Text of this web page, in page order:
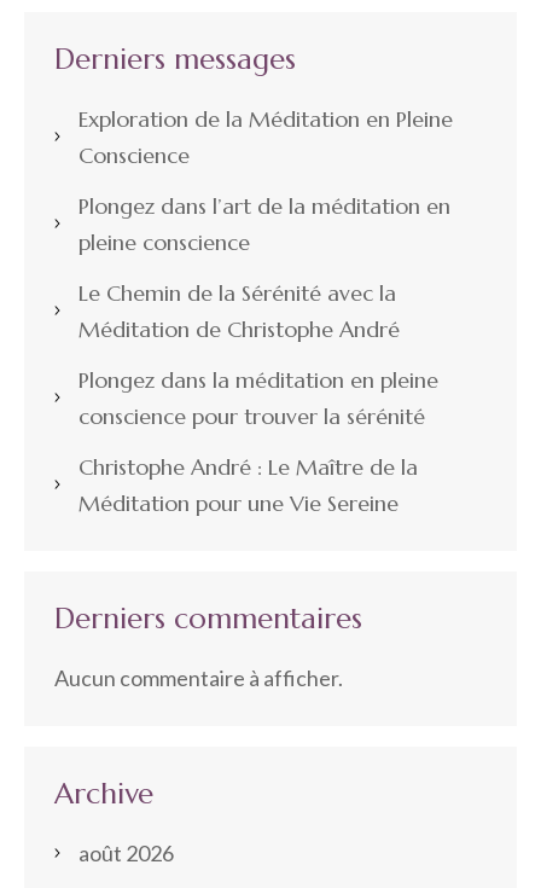
Derniers messages
Exploration de la Méditation en Pleine
Conscience
Plongez dans l’art de la méditation en
pleine conscience
Le Chemin de la Sérénité avec la
Méditation de Christophe André
Plongez dans la méditation en pleine
conscience pour trouver la sérénité
Christophe André : Le Maître de la
Méditation pour une Vie Sereine
Derniers commentaires
Aucun commentaire à afficher.
Archive
août 2026